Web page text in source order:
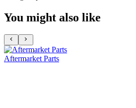
You might also like
Aftermarket Parts